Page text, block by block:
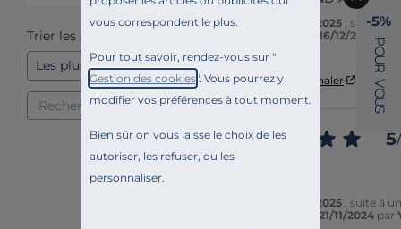
vous correspondent le plus.
Pour tout savoir, rendez-vous sur "
Gestion des cookies". Vous pourrez y
modifier vos préférences à tout moment.
Bien sûr on vous laisse le choix de les
autoriser, les refuser, ou les
personnaliser.
Trier les avis
15/03/2025
, suite à
16/12/2024 par
Utile(0) Signaler
5/
13/02/2025
, suite à
21/11/2024 par
-5%
P
O
U
R
V
O
U
S